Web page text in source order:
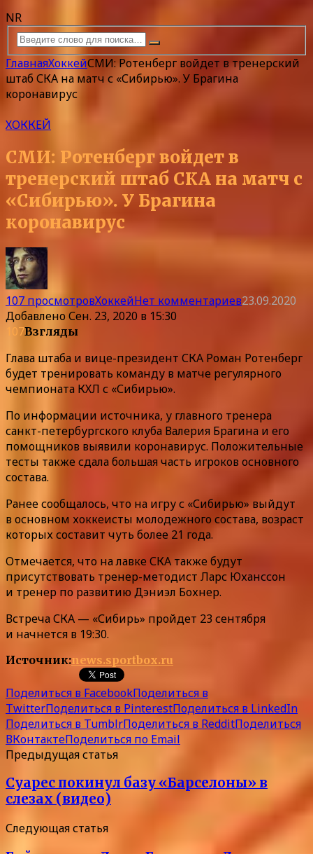
NR
ГлавнаяХоккейСМИ: Ротенберг войдет в тренерский
штаб СКА на матч с «Сибирью». У Брагина
коронавирус
ХОККЕЙ
СМИ: Ротенберг войдет в
тренерский штаб СКА на матч с
«Сибирью». У Брагина
коронавирус
107 просмотровХоккейНет комментариев23.09.2020
ДобавленоСен. 23, 2020 в 15:30
107Взгляды
Глава штаба и вице-президент СКА Роман Ротенберг
будет тренировать команду в матче регулярного
чемпионата КХЛ с «Сибирью».
По информации источника, у главного тренера
санкт-петербургского клуба Валерия Брагина и его
помощников выявили коронавирус. Положительные
тесты также сдала большая часть игроков основного
состава.
Ранее сообщалось, что на игру с «Сибирью» выйдут
в основном хоккеисты молодежного состава, возраст
которых составит чуть более 21 года.
Отмечается, что на лавке СКА также будут
присутствовать тренер-методист Ларс Юханссон
и тренер по развитию Дэниэл Бохнер.
Встреча СКА — «Сибирь» пройдет 23 сентября
и начнется в 19:30.
Источник:news.sportbox.ru
Поделиться в FacebookПоделиться в
TwitterПоделиться в PinterestПоделиться в LinkedIn
Поделиться в TumblrПоделиться в RedditПоделиться
ВКонтактеПоделиться по Email
Предыдущая статья
Суарес покинул базу «Барселоны» в
слезах (видео)
Следующая статья